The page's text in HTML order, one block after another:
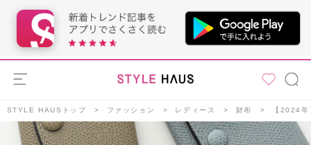
STYLE HAUSトップ ファッション レディース 財布 【2024